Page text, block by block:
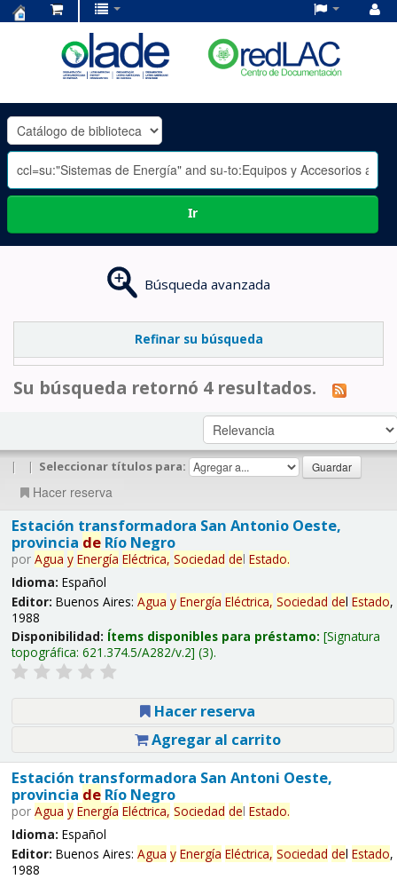
OLADE
-
Ir
Búsqueda avanzada
Refinar su búsqueda
Su búsqueda retornó 4 resultados.
| | Seleccionar títulos para:
Hacer reserva
Estación transformadora San Antonio Oeste,
provincia deRío Negro
por Agua y Energía Eléctrica, Sociedad del Estado.
Idioma: Español
Editor: Buenos Aires: Agua y Energía Eléctrica, Sociedad del Estado,
1988
Disponibilidad: Ítems disponibles para préstamo: Signatura
topográfica: 621.374.5/A282/v.2 (3).
Hacer reserva
Agregar al carrito
Estación transformadora San Antoni Oeste,
provincia deRío Negro
por Agua y Energía Eléctrica, Sociedad del Estado.
Idioma: Español
Editor: Buenos Aires: Agua y Energía Eléctrica, Sociedad del Estado,
1988